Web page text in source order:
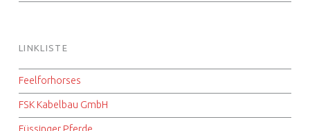
LINKLISTE
Feelforhorses
FSK Kabelbau GmbH